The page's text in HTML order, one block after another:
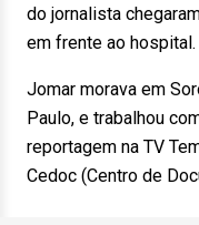
do jornalista
em frente ao hospital.
Jomar morava em
Paulo, e trabalhou
reportagem na TV
Cedoc (Centro de